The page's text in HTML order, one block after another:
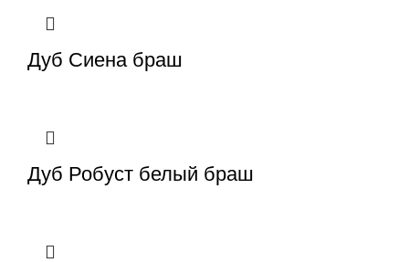
Дуб Сиена браш
Дуб Робуст белый браш